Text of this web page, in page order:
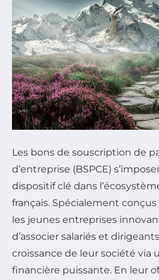
Les bons de souscription de
d’entreprise (BSPCE)
dispositif clé dans
français. Spécialement
les jeunes entreprises
d’associer salariés et
croissance de leur société via
financière puissante. En leur